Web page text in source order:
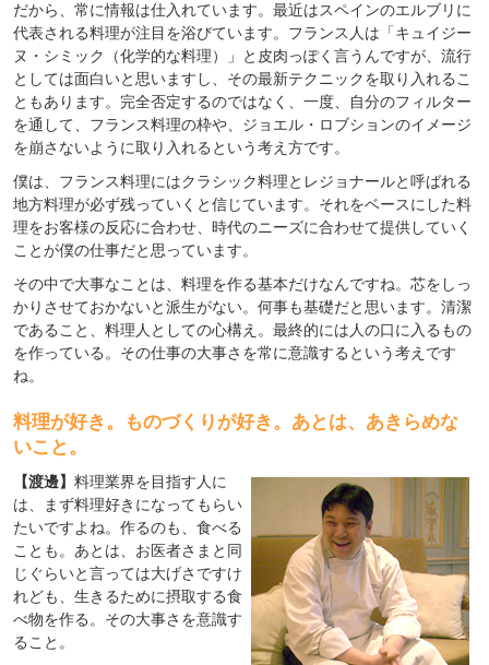
だから、常に情報は仕入れています。最近はスペインのエルブリに
代表される料理が注目を浴びています。フランス人は「キュイジー
ヌ・シミック（化学的な料理）」と皮肉っぽく言うんですが、流行
としては面白いと思いますし、その最新テクニックを取り入れるこ
ともあります。完全否定するのではなく、一度、自分のフィルター
を通して、フランス料理の枠や、ジョエル・ロブションのイメージ
を崩さないように取り入れるという考え方です。
僕は、フランス料理にはクラシック料理とレジョナールと呼ばれる
地方料理が必ず残っていくと信じています。それをベースにした料
理をお客様の反応に合わせ、時代のニーズに合わせて提供していく
ことが僕の仕事だと思っています。
その中で大事なことは、料理を作る基本だけなんですね。芯をしっ
かりさせておかないと派生がない。何事も基礎だと思います。清潔
であること、料理人としての心構え。最終的には人の口に入るもの
を作っている。その仕事の大事さを常に意識するという考えです
ね。
料理が好き。ものづくりが好き。あとは、あきらめな
いこと。
【渡邊】 料理業界を目指す人に
は、まず料理好きになってもらい
たいですよね。作るのも、食べる
ことも。あとは、お医者さまと同
じぐらいと言っては大げさですけ
れども、生きるために摂取する食
べ物を作る。その大事さを意識す
ること。